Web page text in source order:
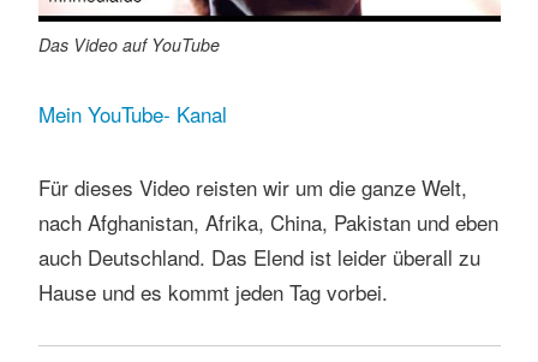
Das Video auf YouTube
Mein YouTube- Kanal
Für dieses Video reisten wir um die ganze Welt,
nach Afghanistan, Afrika, China, Pakistan und eben
auch Deutschland. Das Elend ist leider überall zu
Hause und es kommt jeden Tag vorbei.